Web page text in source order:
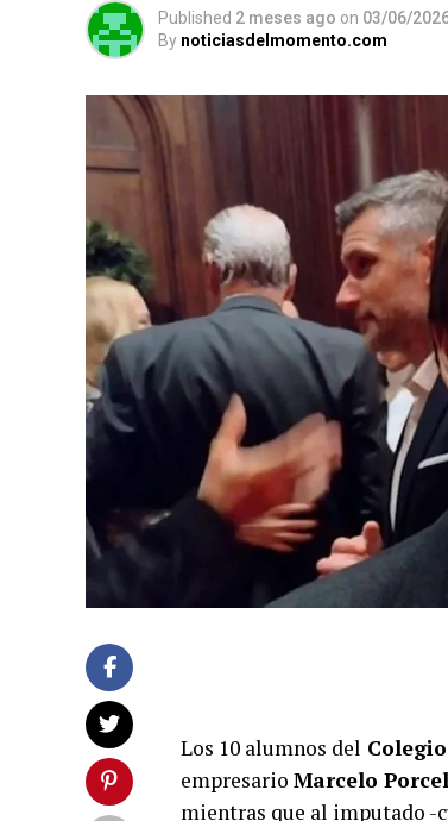
Published 2 meses ago on 03/06/
By noticiasdelmomento.com
Los 10 alumnos del
empresario Marcelo Porcel
mientras que al imputado -